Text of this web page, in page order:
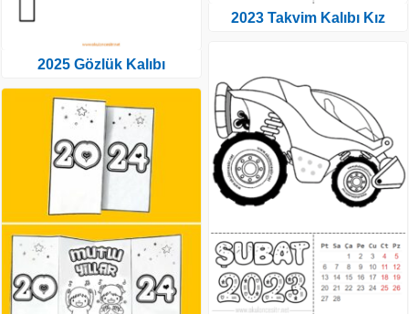
2025 Gözlük Kalıbı
2023 Takvim Kalıbı Kız